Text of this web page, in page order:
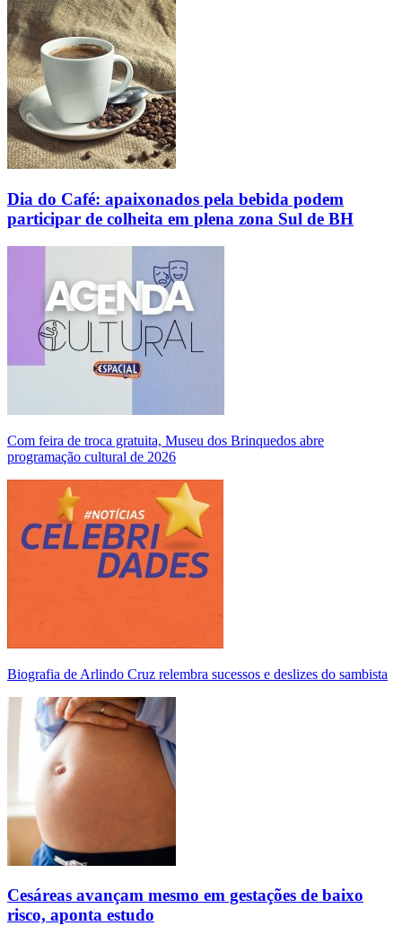
Dia do Café: apaixonados pela bebida podem
participar de colheita em plena zona Sul de BH
Com feira de troca gratuita, Museu dos Brinquedos abre
programação cultural de 2026
Biografia de Arlindo Cruz relembra sucessos e deslizes do sambista
Cesáreas avançam mesmo em gestações de baixo
risco, aponta estudo